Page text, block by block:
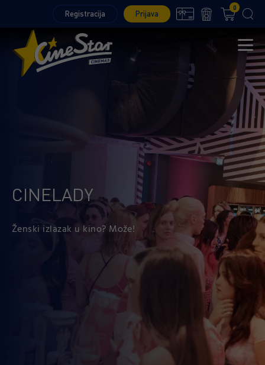
Registracija Prijava
0
CINELADY
Ženski izlazak u kino? Može!